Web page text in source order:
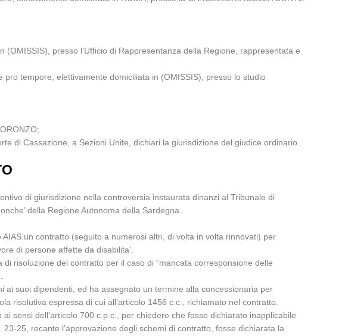
presso l’Ufficio di Rappresentanza della Regione, rappresentata e
pro tempore, elettivamente domiciliata in (OMISSIS), presso lo studio
di Cassazione, a Sezioni Unite, dichiari la giurisdizione del giudice ordinario.
di giurisdizione nella controversia instaurata dinanzi al Tribunale di
della Regione Autonoma della Sardegna.
un contratto (seguito a numerosi altri, di volta in volta rinnovati) per
di persone affette da disabilita’.
risoluzione del contratto per il caso di “mancata corresponsione delle
ai suoi dipendenti, ed ha assegnato un termine alla concessionaria per
risolutiva espressa di cui all’articolo 1456 c.c., richiamato nel contratto.
sensi dell’articolo 700 c.p.c., per chiedere che fosse dichiarato inapplicabile
25, recante l’approvazione degli schemi di contratto, fosse dichiarata la